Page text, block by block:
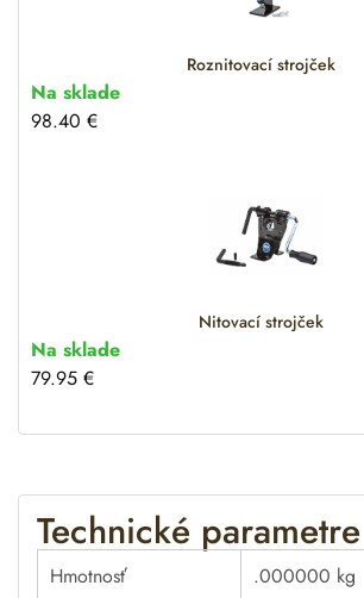
Roznitovací strojček
Na sklade
98.40 €
Nitovací strojček
Na sklade
79.95 €
Technické parametre
Hmotnosť .000000 kg